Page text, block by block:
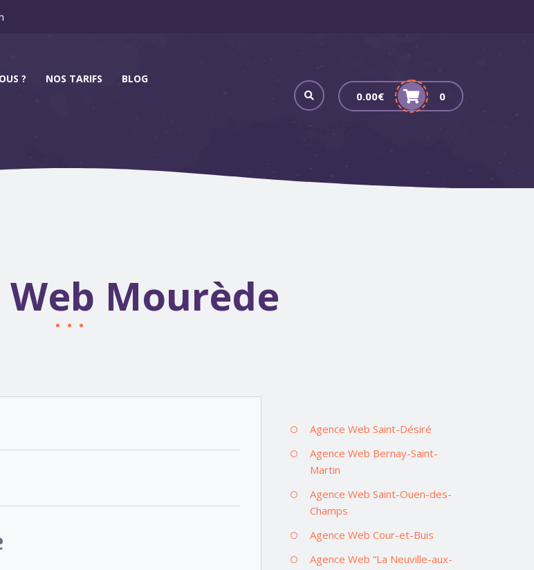
? NOS TARIFS BLOG
0.00€ 0
Mourède
Agence Web Saint-Désiré
Agence Web Bernay-Saint-
Martin
Agence Web Saint-Ouen-des-
Champs
Agence Web Cour-et-Buis
Agence Web “La Neuville-aux-